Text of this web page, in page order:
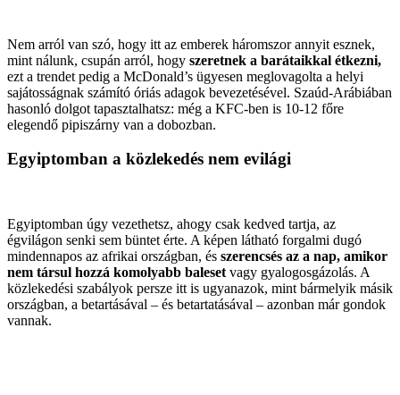
Nem arról van szó, hogy itt az emberek háromszor annyit esznek,
mint nálunk, csupán arról, hogy szeretnek a barátaikkal étkezni,
ezt a trendet pedig a McDonald’s ügyesen meglovagolta a helyi
sajátosságnak számító óriás adagok bevezetésével. Szaúd-Arábiában
hasonló dolgot tapasztalhatsz: még a KFC-ben is 10-12 főre
elegendő pipiszárny van a dobozban.
Egyiptomban a közlekedés nem evilági
Egyiptomban úgy vezethetsz, ahogy csak kedved tartja, az
égvilágon senki sem büntet érte. A képen látható forgalmi dugó
mindennapos az afrikai országban, és szerencsés az a nap, amikor
nem társul hozzá komolyabb baleset vagy gyalogosgázolás. A
közlekedési szabályok persze itt is ugyanazok, mint bármelyik másik
országban, a betartásával – és betartatásával – azonban már gondok
vannak.